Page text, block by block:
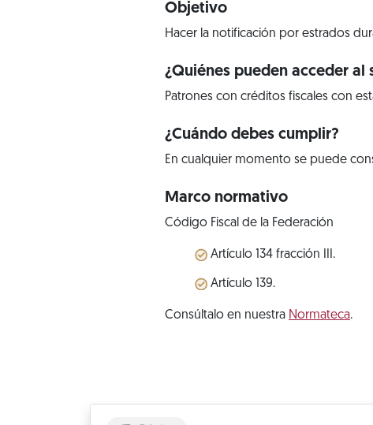
Objetivo
Hacer la notificación por estrados
¿Quiénes pueden acceder al
Patrones con créditos fiscales con
¿Cuándo debes cumplir?
En cualquier momento se puede
Marco normativo
Código Fiscal de la Federación
Artículo 134 fracción III.
Artículo 139.
Consúltalo en nuestra Normateca.